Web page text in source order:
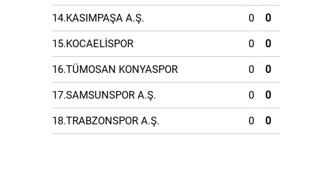
14.KASIMPAŞA A.Ş. 0 0
15.KOCAELİSPOR 0 0
16.TÜMOSAN KONYASPOR 0 0
17.SAMSUNSPOR A.Ş. 0 0
18.TRABZONSPOR A.Ş. 0 0